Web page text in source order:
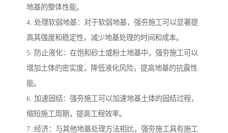
地基的整体性能。
4. 处理软弱地基：对于软弱地基，强夯施工可以显著提
高其强度和稳定性，减少地基处理的时间和成本。
5. 防止液化：在饱和砂土或粉土地基中，强夯施工可以
增加土体的密实度，降低液化风险，提高地基的抗震性
能。
6. 加速固结：强夯施工可以加速地基土体的固结过程，
缩短施工周期，提高工程效率。
7. 经济：与其他地基处理方法相比，强夯施工具有施工